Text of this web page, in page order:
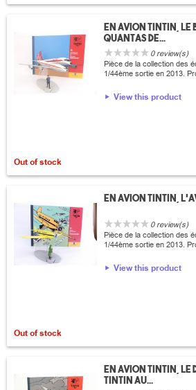
En avion Tintin, le
Quantas de...
0 review(s)
Pièce de la collection des
1/44ème sortie en 2013.
View this product
Out of stock
En avion Tintin,
0 review(s)
Pièce de la collection des
1/44ème sortie en 2013.
View this product
Out of stock
En avion Tintin, Le
Tintin au...